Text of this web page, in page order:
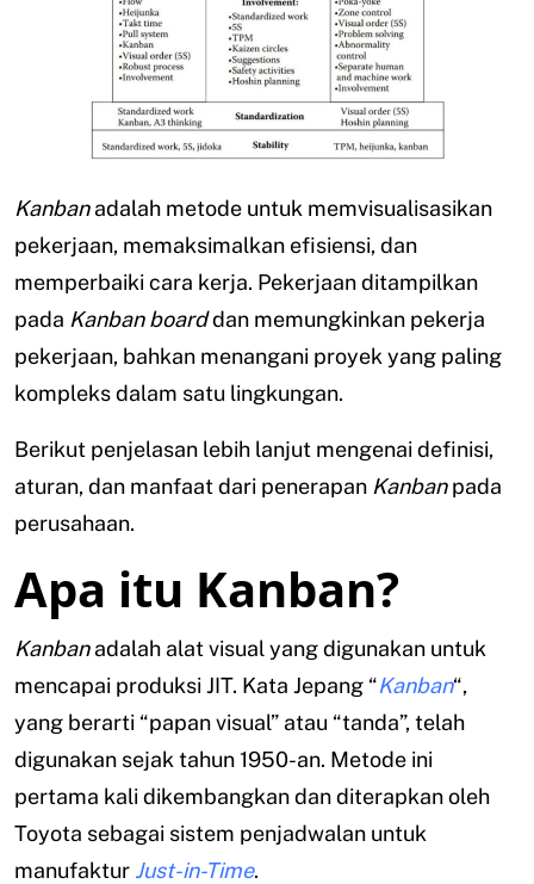
Kanbanadalah metode untuk memvisualisasikan
pekerjaan, memaksimalkan efisiensi, dan
memperbaiki cara kerja. Pekerjaan ditampilkan
pada Kanban boarddan memungkinkan pekerja
pekerjaan, bahkan menangani proyek yang paling
kompleks dalam satu lingkungan.
Berikut penjelasan lebih lanjut mengenai definisi,
aturan, dan manfaat dari penerapan Kanbanpada
perusahaan.
Apa itu Kanban?
Kanbanadalah alat visual yang digunakan untuk
mencapai produksi JIT. Kata Jepang “Kanban“,
yang berarti “papan visual” atau “tanda”, telah
digunakan sejak tahun 1950-an. Metode ini
pertama kali dikembangkan dan diterapkan oleh
Toyota sebagai sistem penjadwalan untuk
manufaktur Just-in-Time.